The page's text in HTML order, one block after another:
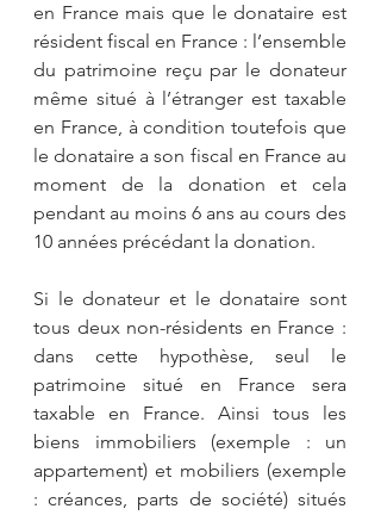
en France mais que le donataire est
résident fiscal en France : l’ensemble
du patrimoine reçu par le donateur
même situé à l’étranger est taxable
en France, à condition toutefois que
le donataire a son fiscal en France au
moment de la donation et cela
pendant au moins 6 ans au cours des
10 années précédant la donation.
Si le donateur et le donataire sont
tous deux non-résidents en France :
dans cette hypothèse, seul le
patrimoine situé en France sera
taxable en France. Ainsi tous les
biens immobiliers (exemple : un
appartement) et mobiliers (exemple
: créances, parts de société) situés